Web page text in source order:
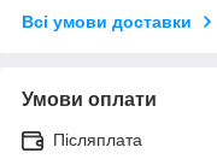
Всі умови доставки
Умови оплати
Післяплата